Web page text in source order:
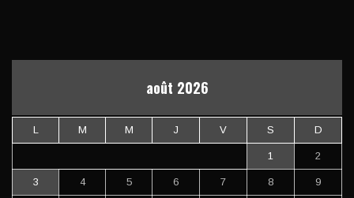
août 2026
L M M J V S D
1 2
3 4 5 6 7 8 9